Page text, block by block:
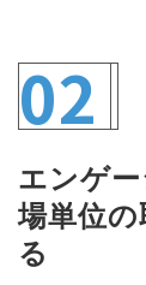
02
エンゲ
場単位
る